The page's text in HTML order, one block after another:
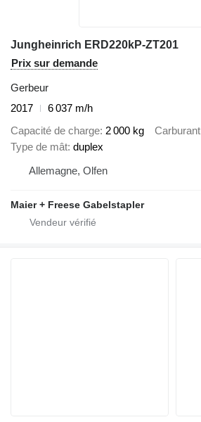
Jungheinrich ERD220kP-ZT201
Prix sur demande
Gerbeur
2017
6 037 m/h
Capacité de charge 2 000 kg Carburant
Type de mât duplex
Allemagne, Olfen
Maier + Freese Gabelstapler